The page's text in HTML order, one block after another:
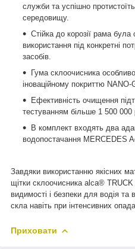
служби та успішно
середовищу.
Cтійка до корозії рама
використання під конкретні
засобів.
Гума склоочисника
іноваційному покриттю NANO-
Ефективність очищення
тестуванням більше 1 500 000
В комплект входять два
водопостачання MERCEDES
Завдяки використанню якісних
щітки склоочисника alca®
видимості і безпеки для водія
скла навіть при інтенсивних
Приховати